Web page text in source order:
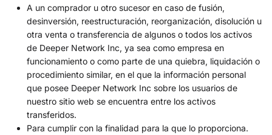
A un comprador u otro sucesor en caso de fusión,
desinversión, reestructuración, reorganización, disolución u
otra venta o transferencia de algunos o todos los activos
de Deeper Network Inc, ya sea como empresa en
funcionamiento o como parte de una quiebra, liquidación o
procedimiento similar, en el que la información personal
que posee Deeper Network Inc sobre los usuarios de
nuestro sitio web se encuentra entre los activos
transferidos.
Para cumplir con la finalidad para la que lo proporciona.